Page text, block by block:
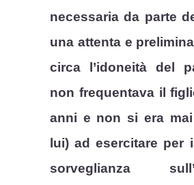
necessaria da parte
una attenta e
circa l’idoneità del
non frequentava il
anni e non si era
lui) ad esercitare per
sorveglianza